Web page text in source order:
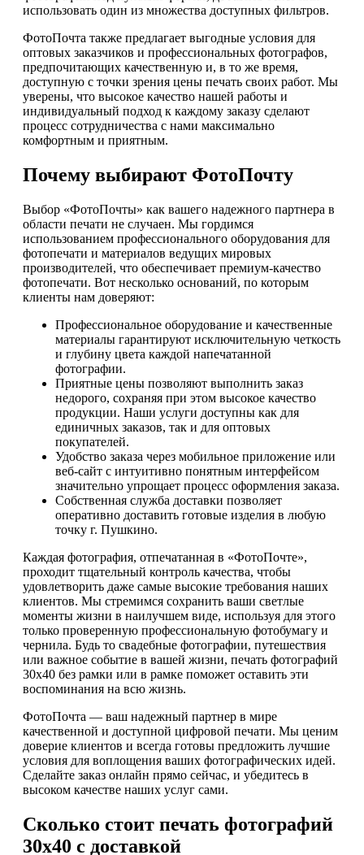
использовать один из множества доступных фильтров.
ФотоПочта также предлагает выгодные условия для
оптовых заказчиков и профессиональных фотографов,
предпочитающих качественную и, в то же время,
доступную с точки зрения цены печать своих работ. Мы
уверены, что высокое качество нашей работы и
индивидуальный подход к каждому заказу сделают
процесс сотрудничества с нами максимально
комфортным и приятным.
Почему выбирают ФотоПочту
Выбор «ФотоПочты» как вашего надежного партнера в
области печати не случаен. Мы гордимся
использованием профессионального оборудования для
фотопечати и материалов ведущих мировых
производителей, что обеспечивает премиум-качество
фотопечати. Вот несколько оснований, по которым
клиенты нам доверяют:
Профессиональное оборудование и качественные
материалы гарантируют исключительную четкость
и глубину цвета каждой напечатанной
фотографии.
Приятные цены позволяют выполнить заказ
недорого, сохраняя при этом высокое качество
продукции. Наши услуги доступны как для
единичных заказов, так и для оптовых
покупателей.
Удобство заказа через мобильное приложение или
веб-сайт с интуитивно понятным интерфейсом
значительно упрощает процесс оформления заказа.
Собственная служба доставки позволяет
оперативно доставить готовые изделия в любую
точку г. Пушкино.
Каждая фотография, отпечатанная в «ФотоПочте»,
проходит тщательный контроль качества, чтобы
удовлетворить даже самые высокие требования наших
клиентов. Мы стремимся сохранить ваши светлые
моменты жизни в наилучшем виде, используя для этого
только проверенную профессиональную фотобумагу и
чернила. Будь то свадебные фотографии, путешествия
или важное событие в вашей жизни, печать фотографий
30х40 без рамки или в рамке поможет оставить эти
воспоминания на всю жизнь.
ФотоПочта — ваш надежный партнер в мире
качественной и доступной цифровой печати. Мы ценим
доверие клиентов и всегда готовы предложить лучшие
условия для воплощения ваших фотографических идей.
Сделайте заказ онлайн прямо сейчас, и убедитесь в
высоком качестве наших услуг сами.
Сколько стоит печать фотографий
30х40 с доставкой